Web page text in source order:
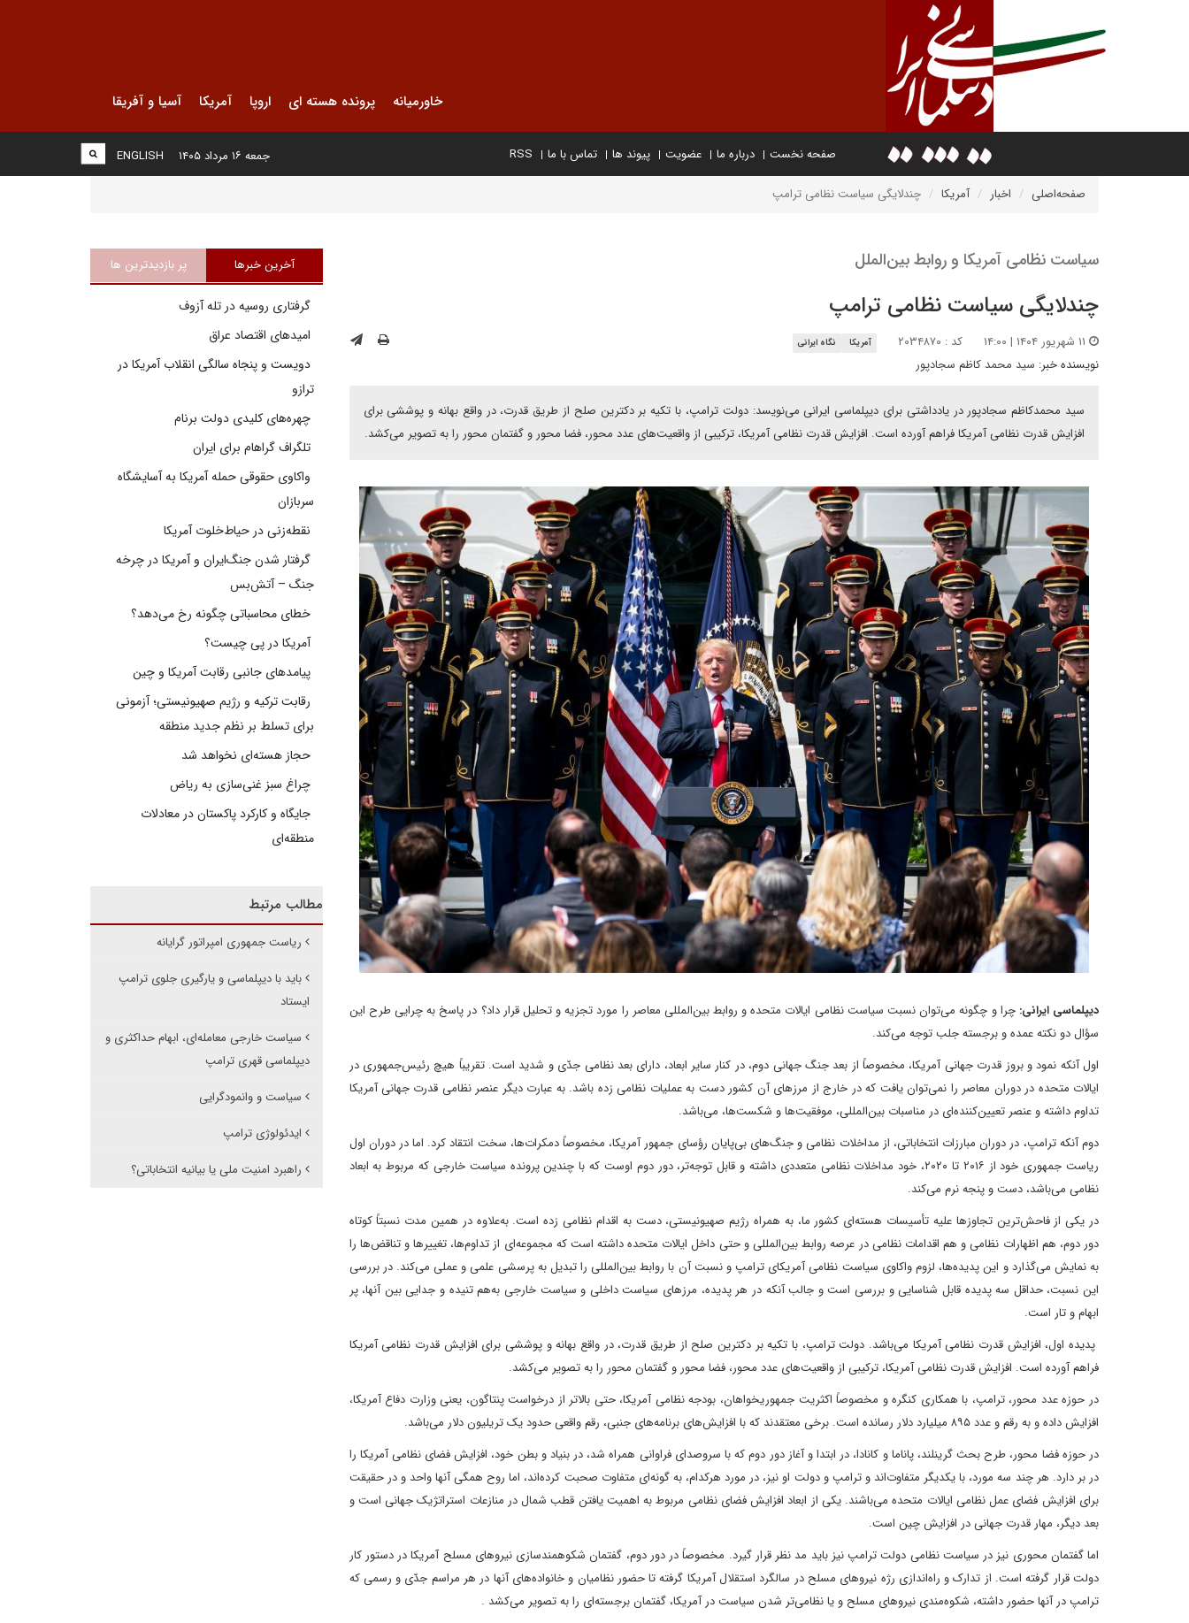
خاورمیانه پرونده هسته ای اروپا آمریکا آسیا و آفریقا
صفحه نخست درباره ما عضویت پیوند ها تماس با ما RSS
ENGLISH جمعه ۱۶ مرداد ۱۴۰۵
صفحه‌اصلی اخبار آمریکا چندلایگی سیاست نظامی ترامپ
سیاست نظامی آمریکا و روابط بین‌الملل
چندلایگی سیاست نظامی ترامپ
کد : ۲۰۳۴۸۷۰ آمریکا نگاه ایرانی
نویسنده خبر: سید محمد کاظم سجادپور
سید محمدکاظم سجادپور در یادداشتی برای دیپلماسی ایرانی می‌نویسد: دولت ترامپ، با تکیه بر دکترین صلح از طریق قدرت، در واقع بهانه و پوششی برای
افزایش قدرت نظامی آمریکا فراهم آورده است. افزایش قدرت نظامی آمریکا، ترکیبی از واقعیت‌های عدد محور، فضا محور و گفتمان محور را به تصویر می‌کشد.
دیپلماسی ایرانی: چرا و چگونه می‌توان نسبت سیاست نظامی ایالات متحده و روابط بین‌المللی معاصر را مورد تجزیه و تحلیل قرار داد؟ در پاسخ به چرایی طرح این
سؤال دو نکته عمده و برجسته جلب توجه می‌کند.
اول آنکه نمود و بروز قدرت جهانی آمریکا، مخصوصاً از بعد جنگ جهانی دوم، در کنار سایر ابعاد، دارای بعد نظامی جدّی و شدید است. تقریباً هیچ رئیس‌جمهوری در
ایالات متحده در دوران معاصر را نمی‌توان یافت که در خارج از مرزهای آن کشور دست به عملیات نظامی زده باشد. به عبارت دیگر عنصر نظامی قدرت‌ جهانی آمریکا
تداوم داشته و عنصر تعیین‌کننده‌ای در مناسبات بین‌المللی، موفقیت‌ها و شکست‌ها، می‌باشد.
دوم آنکه ترامپ، در دوران مبارزات انتخاباتی، از مداخلات نظامی و جنگ‌های بی‌پایان رؤسای جمهور آمریکا، مخصوصاً دمکرات‌ها، سخت انتقاد کرد. اما در دوران اول
ریاست جمهوری خود از ۲۰۱۶ تا ۲۰۲۰، خود مداخلات نظامی متعددی داشته و قابل توجه‌تر، دور دوم اوست که با چندین پرونده سیاست خارجی که مربوط به ابعاد
نظامی می‌باشد، دست و پنجه نرم می‌کند.
در یکی از فاحش‌ترین تجاوزها علیه تأسیسات هسته‌ای کشور ما، به همراه رژیم صهیونیستی، دست به اقدام نظامی زده است. به‌علاوه در همین مدت نسبتاً کوتاه
دور دوم، هم اظهارات نظامی و هم اقدامات نظامی در عرصه روابط بین‌المللی و حتی داخل ایالات متحده داشته است که مجموعه‌ای از تداوم‌ها، تغییرها و تناقض‌ها را
به نمایش می‌گذارد و این پدیده‌ها، لزوم واکاوی سیاست نظامی آمریکای ترامپ و نسبت آن با روابط بین‌المللی را تبدیل به پرسشی علمی و عملی می‌کند. در بررسی
این نسبت، حداقل سه پدیده قابل شناسایی و بررسی است و جالب آنکه در هر پدیده، مرزهای سیاست داخلی و سیاست خارجی به‌هم تنیده و جدایی بین آنها، پر
ابهام و تار است.
پدیده اول، افزایش قدرت نظامی آمریکا می‌باشد. دولت ترامپ، با تکیه بر دکترین صلح از طریق قدرت، در واقع بهانه و پوششی برای افزایش قدرت نظامی آمریکا
فراهم آورده است. افزایش قدرت نظامی آمریکا، ترکیبی از واقعیت‌های عدد محور، فضا محور و گفتمان محور را به تصویر می‌کشد.
در حوزه عدد محور، ترامپ، با همکاری کنگره و مخصوصاً اکثریت جمهوریخواهان، بودجه نظامی آمریکا، حتی بالاتر از درخواست پنتاگون، یعنی وزارت دفاع آمریکا،
افزایش داده و به رقم و عدد ۸۹۵ میلیارد دلار رسانده است. برخی معتقدند که با افزایش‌های برنامه‌های جنبی، رقم واقعی حدود یک تریلیون دلار می‌باشد.
در حوزه فضا محور، طرح بحث گرینلند، پاناما و کانادا، در ابتدا و آغاز دور دوم که با سروصدای فراوانی همراه شد، در بنیاد و بطن خود، افزایش فضای نظامی آمریکا را
در بر دارد. هر چند سه مورد، با یکدیگر متفاوت‌اند و ترامپ و دولت او نیز، در مورد هرکدام، به گونه‌ای متفاوت صحبت کرده‌اند، اما روح همگی آنها واحد و در حقیقت
برای افزایش فضای عمل نظامی ایالات متحده می‌باشند. یکی از ابعاد افزایش فضای نظامی مربوط به اهمیت یافتن قطب شمال در منازعات استراتژیک جهانی است و
بعد دیگر، مهار قدرت جهانی در افزایش چین است.
اما گفتمان محوری نیز در سیاست نظامی دولت ترامپ نیز باید مد نظر قرار گیرد. مخصوصاً در دور دوم، گفتمان شکوهمندسازی نیروهای مسلح آمریکا در دستور کار
دولت قرار گرفته است. از تدارک و راه‌اندازی رژه نیروهای مسلح در سالگرد استقلال آمریکا گرفته تا حضور نظامیان و خانواده‌های آنها در هر مراسم جدّی و رسمی که
ترامپ در آنها حضور داشته، شکوه‌مندی نیروهای مسلح و یا نظامی‌تر شدن سیاست در آمریکا، گفتمان برجسته‌ای را به تصویر می‌کشد .
آخرین خبرها پر بازدیدترین ها
گرفتاری روسیه در تله آزوف
امیدهای اقتصاد عراق
دویست و پنجاه سالگی انقلاب آمریکا در
ترازو
چهره‌های کلیدی دولت برنام
تلگراف گراهام برای ایران
واکاوی حقوقی حمله آمریکا به آسایشگاه
سربازان
نقطه‌زنی در حیاط‌خلوت آمریکا
گرفتار شدن جنگ‌ایران و آمریکا در چرخه
جنگ – آتش‌بس
خطای محاسباتی چگونه رخ می‌دهد؟
آمریکا در پی چیست؟
پیامدهای جانبی رقابت آمریکا و چین
رقابت ترکیه و رژیم صهیونیستی؛ آزمونی
برای تسلط بر نظم جدید منطقه
حجاز هسته‌ای نخواهد شد
چراغ سبز غنی‌سازی به ریاض
جایگاه و کارکرد پاکستان در معادلات
منطقه‌ای
مطالب مرتبط
ریاست جمهوری امپراتور گرایانه
باید با دیپلماسی و یارگیری جلوی ترامپ
ایستاد
سیاست خارجی معامله‌ای، ابهام حداکثری و
دیپلماسی قهری ترامپ
سیاست و وانمودگرایی
ایدئولوژی ترامپ
راهبرد امنیت ملی یا بیانیه انتخاباتی؟